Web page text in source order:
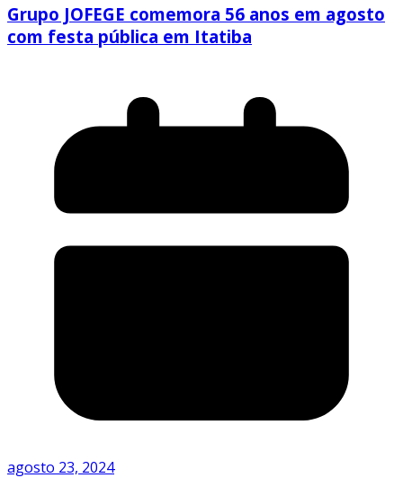
Grupo JOFEGE comemora 56 anos em agosto
com festa pública em Itatiba
agosto 23, 2024